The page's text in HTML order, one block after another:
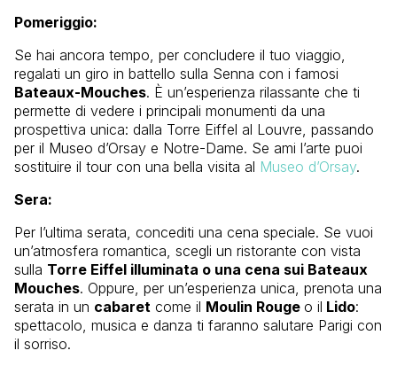
Pomeriggio:
Se hai ancora tempo, per concludere il tuo viaggio,
regalati un giro in battello sulla Senna con i famosi
Bateaux-Mouches. È un’esperienza rilassante che ti
permette di vedere i principali monumenti da una
prospettiva unica: dalla Torre Eiffel al Louvre, passando
per il Museo d’Orsay e Notre-Dame. Se ami l’arte puoi
sostituire il tour con una bella visita al Museo d’Orsay.
Sera:
Per l’ultima serata, concediti una cena speciale. Se vuoi
un’atmosfera romantica, scegli un ristorante con vista
sulla Torre Eiffel illuminata o una cena sui Bateaux
Mouches. Oppure, per un’esperienza unica, prenota una
serata in un cabaret come il Moulin Rouge o il Lido:
spettacolo, musica e danza ti faranno salutare Parigi con
il sorriso.